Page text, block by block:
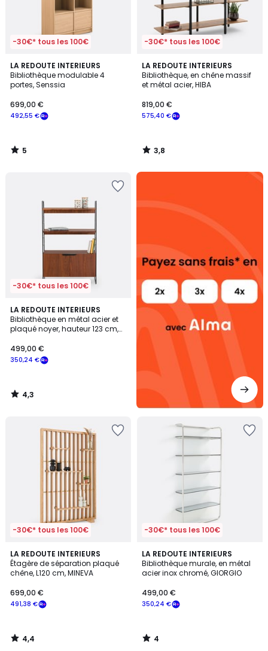
-30€* tous les 100€
LA REDOUTE INTERIEURS
Bibliothèque modulable 4
portes, Senssia
492,55 €
699,00 €
5
/
5
5
/
-30€* tous les 100€
LA REDOUTE INTERIEURS
Bibliothèque, en chêne massif
et métal acier, HIBA
575,40 €
819,00 €
3,8
/ 5
3,8
/
-30€* tous les 100€
LA REDOUTE INTERIEURS
Bibliothèque en métal acier et
plaqué noyer, hauteur 123 cm,
350,24 €
499,00 €
4,3
/ 5
4,3
/
Alma
sans
-30€* tous les 100€
LA REDOUTE INTERIEURS
Étagère de séparation plaqué
chêne, L120 cm, MINEVA
491,38 €
699,00 €
4,4
/ 5
4,4
/
-30€* tous les 100€
LA REDOUTE INTERIEURS
Bibliothèque murale, en métal
acier inox chromé, GIORGIO
350,24 €
499,00 €
4
/
5
4
/